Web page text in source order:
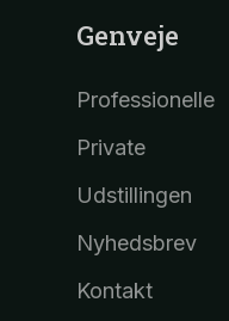
Genveje
Professionelle
Private
Udstillingen
Nyhedsbrev
Kontakt